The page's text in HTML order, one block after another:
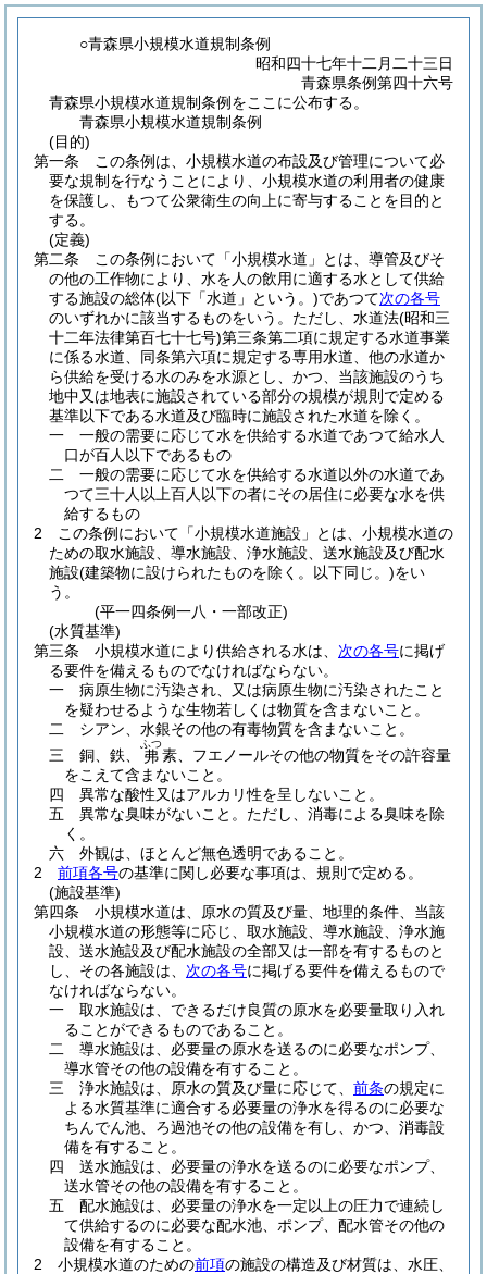
○青森県小規模水道規制条例
昭和四十七年十二月二十三日
青森県条例第四十六号
青森県小規模水道規制条例をここに公布する。
青森県小規模水道規制条例
(目的)
第一条
この条例は、小規模水道の布設及び管理について必
要な規制を行なうことにより、小規模水道の利用者の健康
を保護し、もつて公衆衛生の向上に寄与することを目的と
する。
(定義)
第二条
この条例において「小規模水道」とは、導管及びそ
の他の工作物により、水を人の飲用に適する水として供給
する施設の総体(以下「水道」という。)であつて次の各号
のいずれかに該当するものをいう。 ただし、水道法(昭和三
十二年法律第百七十七号)第三条第二項に規定する水道事業
に係る水道、同条第六項に規定する専用水道、他の水道か
ら供給を受ける水のみを水源とし、かつ、当該施設のうち
地中又は地表に施設されている部分の規模が規則で定める
基準以下である水道及び臨時に施設された水道を除く。
一
一般の需要に応じて水を供給する水道であつて給水人
口が百人以下であるもの
二
一般の需要に応じて水を供給する水道以外の水道であ
つて三十人以上百人以下の者にその居住に必要な水を供
給するもの
2
この条例において「小規模水道施設」とは、小規模水道の
ための取水施設、導水施設、浄水施設、送水施設及び配水
施設(建築物に設けられたものを除く。以下同じ。)をい
う。
(平一四条例一八・一部改正)
(水質基準)
第三条
小規模水道により供給される水は、 次の各号に掲げ
る要件を備えるものでなければならない。
一
病原生物に汚染され、又は病原生物に汚染されたこと
を疑わせるような生物若しくは物質を含まないこと。
二
シアン、水銀その他の有毒物質を含まないこと。
三
銅、鉄、 弗
ふつ
素、フエノールその他の物質をその許容量
をこえて含まないこと。
四
異常な酸性又はアルカリ性を呈しないこと。
五
異常な臭味がないこと。 ただし、消毒による臭味を除
く。
六
外観は、ほとんど無色透明であること。
2
前項各号の基準に関し必要な事項は、規則で定める。
(施設基準)
第四条
小規模水道は、原水の質及び量、地理的条件、当該
小規模水道の形態等に応じ、取水施設、導水施設、浄水施
設、送水施設及び配水施設の全部又は一部を有するものと
し、その各施設は、 次の各号に掲げる要件を備えるもので
なければならない。
一
取水施設は、できるだけ良質の原水を必要量取り入れ
ることができるものであること。
二
導水施設は、必要量の原水を送るのに必要なポンプ、
導水管その他の設備を有すること。
三
浄水施設は、原水の質及び量に応じて、 前条の規定に
よる水質基準に適合する必要量の浄水を得るのに必要な
ちんでん池、ろ過池その他の設備を有し、かつ、消毒設
備を有すること。
四
送水施設は、必要量の浄水を送るのに必要なポンプ、
送水管その他の設備を有すること。
五
配水施設は、必要量の浄水を一定以上の圧力で連続し
て供給するのに必要な配水池、ポンプ、配水管その他の
設備を有すること。
2
小規模水道のための前項の施設の構造及び材質は、水圧、